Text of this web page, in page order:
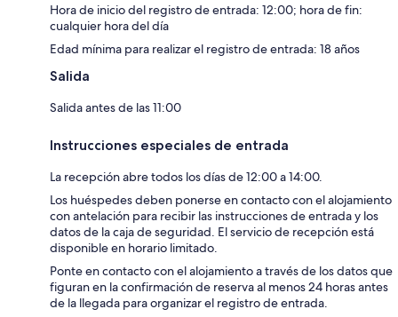
Hora de inicio del registro de entrada: 12:00; hora de fin:
cualquier hora del día
Edad mínima para realizar el registro de entrada: 18 años
Salida
Salida antes de las 11:00
Instrucciones especiales de entrada
La recepción abre todos los días de 12:00 a 14:00.
Los huéspedes deben ponerse en contacto con el alojamiento
con antelación para recibir las instrucciones de entrada y los
datos de la caja de seguridad. El servicio de recepción está
disponible en horario limitado.
Ponte en contacto con el alojamiento a través de los datos que
figuran en la confirmación de reserva al menos 24 horas antes
de la llegada para organizar el registro de entrada.